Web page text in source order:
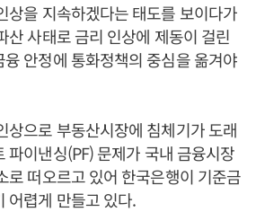
상을 지속하겠다는 태도를 보이다가
산 사태로 금리 인상에 제동이 걸린
안정에 통화정책의 중심을 옮겨야
상으로 부동산시장에 침체기가 도래
파이낸싱(PF) 문제가 국내 금융시장
로 떠오르고 있어 한국은행이 기준금
어렵게 만들고 있다.